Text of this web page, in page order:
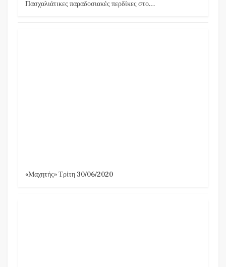
Πασχαλιάτικες παραδοσιακές περδίκες στο…
«Μαχητής» Τρίτη 30/06/2020